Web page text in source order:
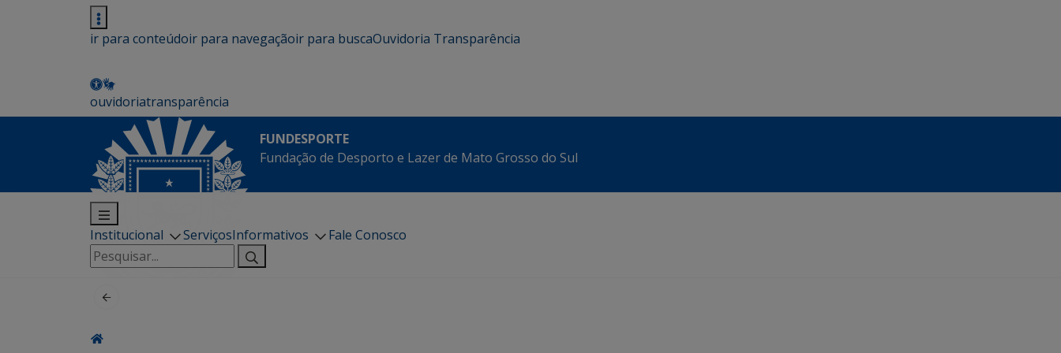
ir para conteúdoir para navegaçãoir para buscaOuvidoria Transparência
ouvidoriatransparência
FUNDESPORTE
Fundação de Desporto e Lazer de Mato Grosso do Sul
Institucional ServiçosInformativos
Fale Conosco
Pesquisar
por: